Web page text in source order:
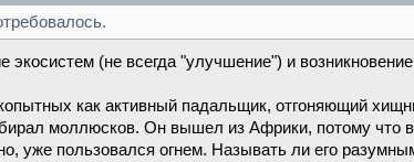
(не всегда "улучшение") и
как активный падальщик, отгоняющий
моллюсков. Он вышел из Африки, потому что
уже пользовался огнем. Называть ли его